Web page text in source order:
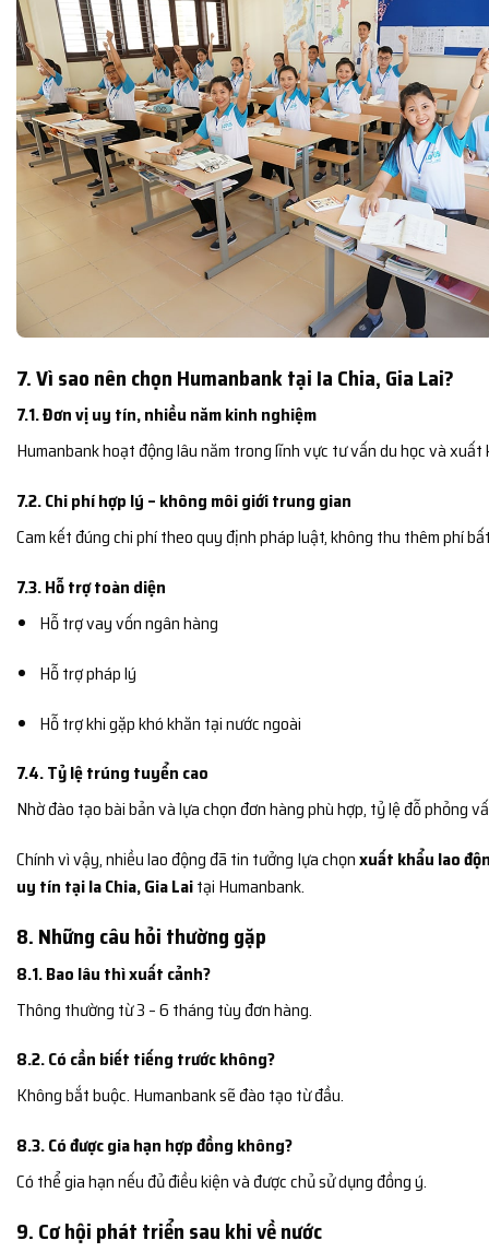
7. Vì sao nên chọn Humanbank tại Ia Chia, Gia Lai?
7.1. Đơn vị uy tín, nhiều năm kinh nghiệm
Humanbank hoạt động lâu năm trong lĩnh vực tư vấn du học và xuất
7.2. Chi phí hợp lý – không môi giới trung gian
Cam kết đúng chi phí theo quy định pháp luật, không thu thêm phí
7.3. Hỗ trợ toàn diện
Hỗ trợ vay vốn ngân hàng
Hỗ trợ pháp lý
Hỗ trợ khi gặp khó khăn tại nước ngoài
7.4. Tỷ lệ trúng tuyển cao
Nhờ đào tạo bài bản và lựa chọn đơn hàng phù hợp, tỷ lệ đỗ phỏng
Chính vì vậy, nhiều lao động đã tin tưởng lựa chọnxuất khẩu lao
uy tín tại Ia Chia, Gia Laitại Humanbank.
8. Những câu hỏi thường gặp
8.1. Bao lâu thì xuất cảnh?
Thông thường từ 3 – 6 tháng tùy đơn hàng.
8.2. Có cần biết tiếng trước không?
Không bắt buộc. Humanbank sẽ đào tạo từ đầu.
8.3. Có được gia hạn hợp đồng không?
Có thể gia hạn nếu đủ điều kiện và được chủ sử dụng đồng ý.
9. Cơ hội phát triển sau khi về nước